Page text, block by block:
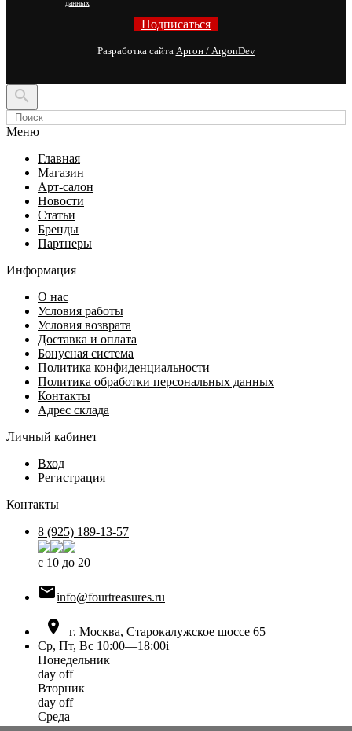
данных
Подписаться
Разработка сайта Аргон / ArgonDev

Меню
Главная
Магазин
Арт-салон
Новости
Статьи
Бренды
Партнеры
Информация
О нас
Условия работы
Условия возврата
Доставка и оплата
Бонусная система
Политика конфиденциальности
Политика обработки персональных данных
Контакты
Адрес склада
Личный кабинет
Вход
Регистрация
Контакты
8 (925) 189-13-57
с 10 до 20
info@fourtreasures.ru

г. Москва, Старокалужское шоссе 65
Ср, Пт, Вс 10:00—18:00i
Понедельник
day off
Вторник
day off
Среда